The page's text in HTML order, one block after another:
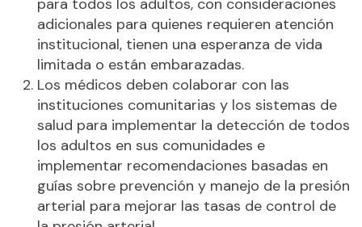
para todos los adultos, con consideraciones
adicionales para quienes requieren atención
institucional, tienen una esperanza de vida
limitada o están embarazadas.
Los médicos deben colaborar con las
instituciones comunitarias y los sistemas de
salud para implementar la detección de todos
los adultos en sus comunidades e
implementar recomendaciones basadas en
guías sobre prevención y manejo de la presión
arterial para mejorar las tasas de control de